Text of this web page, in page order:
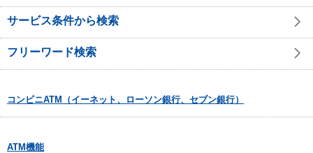
サービス条件から検索
フリーワード検索
コンビニATM（イーネット、ローソン銀行、セブン銀行）
ATM機能